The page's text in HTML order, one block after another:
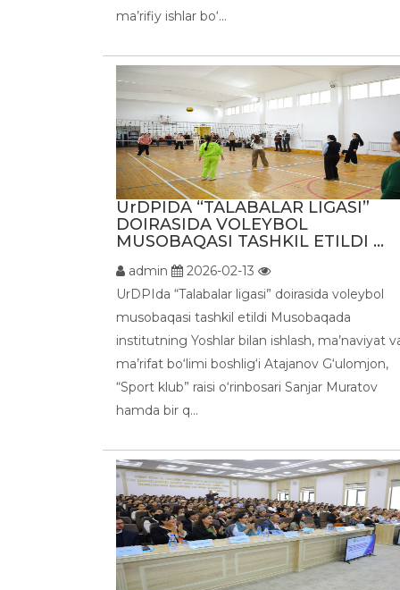
ma’rifiy ishlar bo‘...
UrDPIDA “TALABALAR LIGASI”
DOIRASIDA VOLEYBOL
MUSOBAQASI TASHKIL ETILDI ...
admin
2026-02-13
UrDPIda “Talabalar ligasi” doirasida voleybol
musobaqasi tashkil etildi Musobaqada
institutning Yoshlar bilan ishlash, ma’naviyat
ma’rifat bo‘limi boshlig‘i Atajanov G‘ulomjon,
“Sport klub” raisi o‘rinbosari Sanjar Muratov
hamda bir q...